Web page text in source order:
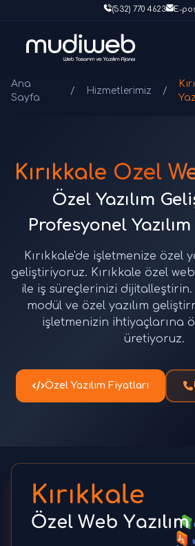
(532) 770 4623 E-
Ana
Sayfa
/ Hizmetlerimiz /
Kırıkkale Özel
Özel Yazılım
Profesyonel
Kırıkkale'de işletmenize özel
geliştiriyoruz. Kırıkkale özel
ile iş süreçlerinizi
modül ve özel yazılım
işletmenizin ihtiyaçlarına
üretiyoruz.
Özel Yazılım Fiyatları